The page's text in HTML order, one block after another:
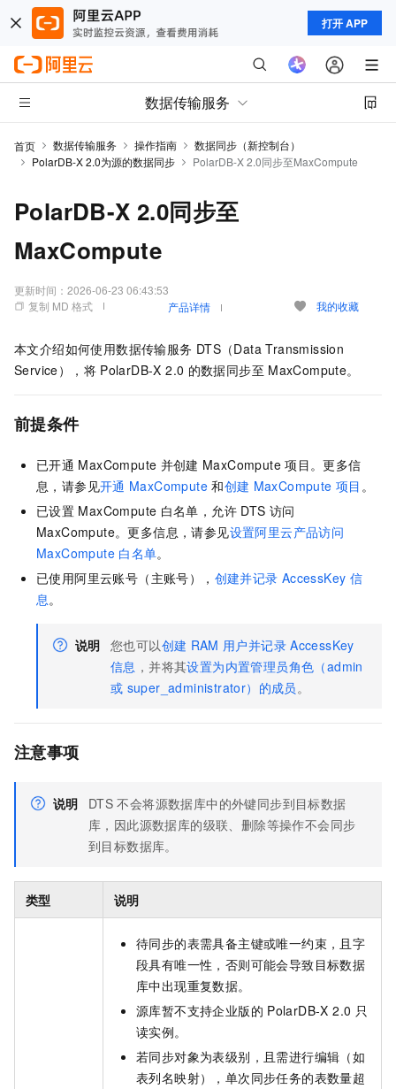
打开 APP
数据传输服务
首页 数据传输服务 操作指南
数据同步（新控制台）
PolarDB-X 2.0为源的数据同步
PolarDB-X 2.0同步至MaxCompute
PolarDB-X 2.0同步至
MaxCompute
更新时间： 2026-06-23 06:43:53
复制 MD 格式
产品详情 我的收藏
本文介绍如何使用数据传输服务 DTS（Data Transmission
Service），将 PolarDB-X 2.0 的数据同步至 MaxCompute。
前提条件
已开通 MaxCompute 并创建 MaxCompute 项目。更多信
息，请参见开通 MaxCompute 和创建 MaxCompute 项目 。
已设置 MaxCompute 白名单，允许 DTS 访问
MaxCompute。更多信息，请参见设置阿里云产品访问
MaxCompute 白名单。
已使用阿里云账号（主账号）， 创建并记录 AccessKey 信
息。
说明 您也可以创建 RAM 用户并记录 AccessKey
信息 ，并将其设置为内置管理员角色（admin
或 super_administrator）的成员。
注意事项
说明 DTS 不会将源数据库中的外键同步到目标数据
库，因此源数据库的级联、删除等操作不会同步
到目标数据库。
类型 说明
待同步的表需具备主键或唯一约束，且字
段具有唯一性，否则可能会导致目标数据
库中出现重复数据。
源库暂不支持企业版的 PolarDB-X 2.0 只
读实例。
若同步对象为表级别，且需进行编辑（如
表列名映射），单次同步任务的表数量超